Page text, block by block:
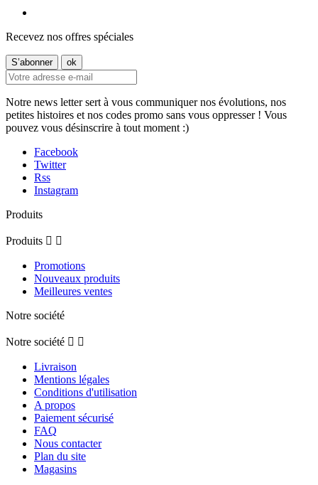
Recevez nos offres spéciales
Notre news letter sert à vous communiquer nos évolutions, nos
petites histoires et nos codes promo sans vous oppresser ! Vous
pouvez vous désinscrire à tout moment :)
Facebook
Twitter
Rss
Instagram
Produits
Produits  
Promotions
Nouveaux produits
Meilleures ventes
Notre société
Notre société  
Livraison
Mentions légales
Conditions d'utilisation
A propos
Paiement sécurisé
FAQ
Nous contacter
Plan du site
Magasins